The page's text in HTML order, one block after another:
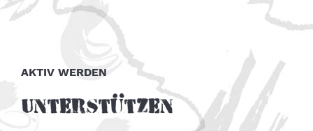
AKTIV WERDEN
Unterstützen